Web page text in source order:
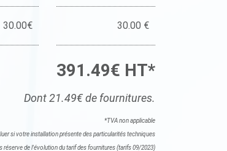
30.00€ 30.00 €
391.49€ HT*
Dont 21.49€ de fournitures.
*TVA non applicable
si votre installation présente des particularités techniques
réserve de l'évolution du tarif des fournitures (tarifs 09/2023)